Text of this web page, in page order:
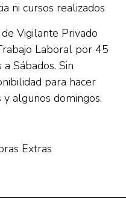
ni cursos realizados
Vigilante Privado
Laboral por 45
Sábados. Sin
para hacer
algunos domingos.
Extras